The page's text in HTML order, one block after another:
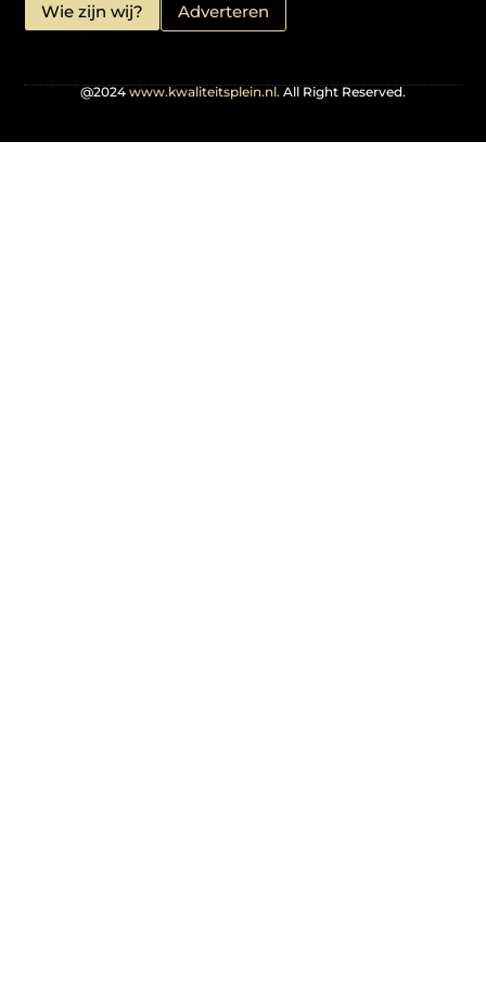
Wie zijn wij? Adverteren
@2024 www.kwaliteitsplein.nl. All Right Reserved.